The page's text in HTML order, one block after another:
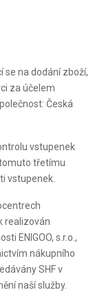
se na dodání zboží,
za účelem
Česká
vstupenek
třetímu
vstupenek.
realizován
ENIGOO, s.r.o.,
nákupního
SHF v
naší služby.